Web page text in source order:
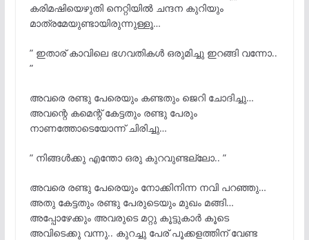
കരിമഷിയെഴുതി നെറ്റിയിൽ ചന്ദന കുറിയും
മാത്രമേയുണ്ടായിരുന്നുള്ളൂ…
” ഇതാര് കാവിലെ ഭഗവതികൾ ഒരുമിച്ചു ഇറങ്ങി വന്നോ..
”
അവരെ രണ്ടു പേരെയും കണ്ടതും ജെറി ചോദിച്ചു…
അവന്റെ കമെന്റ് കേട്ടതും രണ്ടു പേരും
നാണത്തോടെയോന്ന് ചിരിച്ചു…
” നിങ്ങൾക്കു എന്തോ ഒരു കുറവുണ്ടല്ലോ.. ”
അവരെ രണ്ടു പേരെയും നോക്കിനിന്ന നവി പറഞ്ഞു…
അതു കേട്ടതും രണ്ടു പേരുടെയും മുഖം മങ്ങി…
അപ്പോഴേക്കും അവരുടെ മറ്റു കൂട്ടുകാർ കൂടെ
അവിടെക്കു വന്നു.. കുറച്ചു പേര് പൂക്കളത്തിന് വേണ്ട